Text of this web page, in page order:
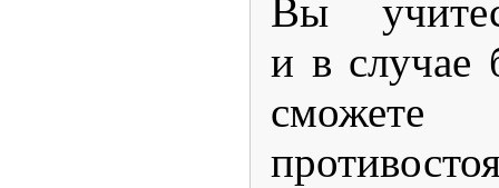
Вы
и в случае